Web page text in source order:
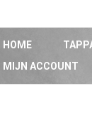
HOME
MIJN ACCOUNT